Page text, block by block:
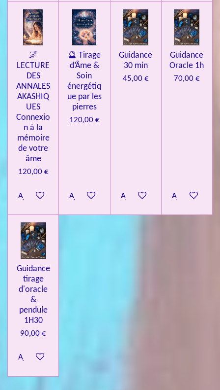
🌌
LECTURE
DES
ANNALES
AKASHIQ
UES
Connexio
n à la
mémoire
de votre
âme
120,00 €
Ajouter au panier
🔮 Tirage
d’Âme &
Soin
énergétiq
ue par les
pierres
120,00 €
Ajouter au panier
Guidance
30 min
45,00 €
Ajouter au panier
Guidance
Oracle 1h
70,00 €
Ajouter au
Guidance
tirage
d'oracle
&
pendule
1H30
90,00 €
Ajouter au panier